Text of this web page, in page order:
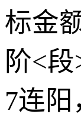
标金
阶<
7连